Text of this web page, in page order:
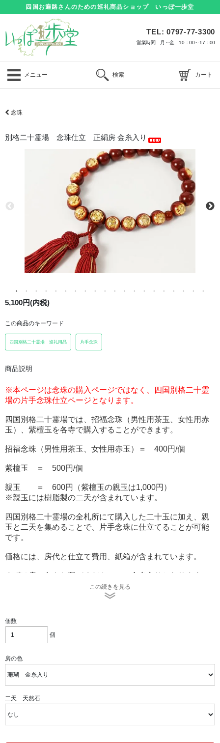
四国お遍路さんのための巡礼商品ショップ いっぽ一歩堂
TEL: 0797-77-3300
営業時間 月～金 10：00～17：00
メニュー 検索 カート
念珠
別格二十霊場 念珠仕立 正絹房 金糸入り
5,100円(内税)
この商品のキーワード
四国別格二十霊場 巡礼用品 片手念珠
商品説明
※本ページは念珠の購入ページではなく、四国別格二十霊
場の片手念珠仕立ページとなります。
四国別格二十霊場では、招福念珠（男性用茶玉、女性用赤
玉）、紫檀玉を各寺で購入することができます。
招福念珠（男性用茶玉、女性用赤玉）＝ 400円/個
紫檀玉 ＝ 500円/個
親玉 ＝ 600円（紫檀玉の親玉は1,000円）
※親玉には樹脂製の二天が含まれています。
四国別格二十霊場の全札所にて購入した二十玉に加え、親
玉と二天を集めることで、片手念珠に仕立てることが可能
です。
価格には、房代と仕立て費用、紙箱が含まれています。
まずは房の色をお選びください。（金糸入りとなります）
この続きを見る
個数
個
房の色
二天 天然石